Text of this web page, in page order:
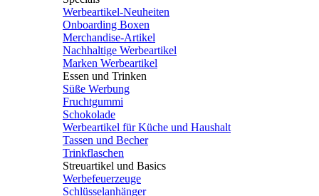
Werbeartikel-Neuheiten
Onboarding Boxen
Merchandise-Artikel
Nachhaltige Werbeartikel
Marken Werbeartikel
Essen und Trinken
Süße Werbung
Fruchtgummi
Schokolade
Werbeartikel für Küche und Haushalt
Tassen und Becher
Trinkflaschen
Streuartikel und Basics
Werbefeuerzeuge
Schlüsselanhänger